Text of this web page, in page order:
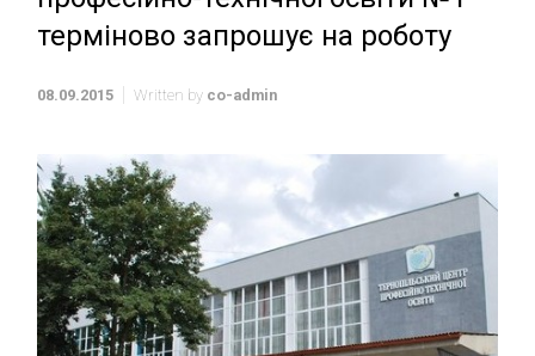
терміново запрошує на роботу
08.09.2015 Written by co-admin